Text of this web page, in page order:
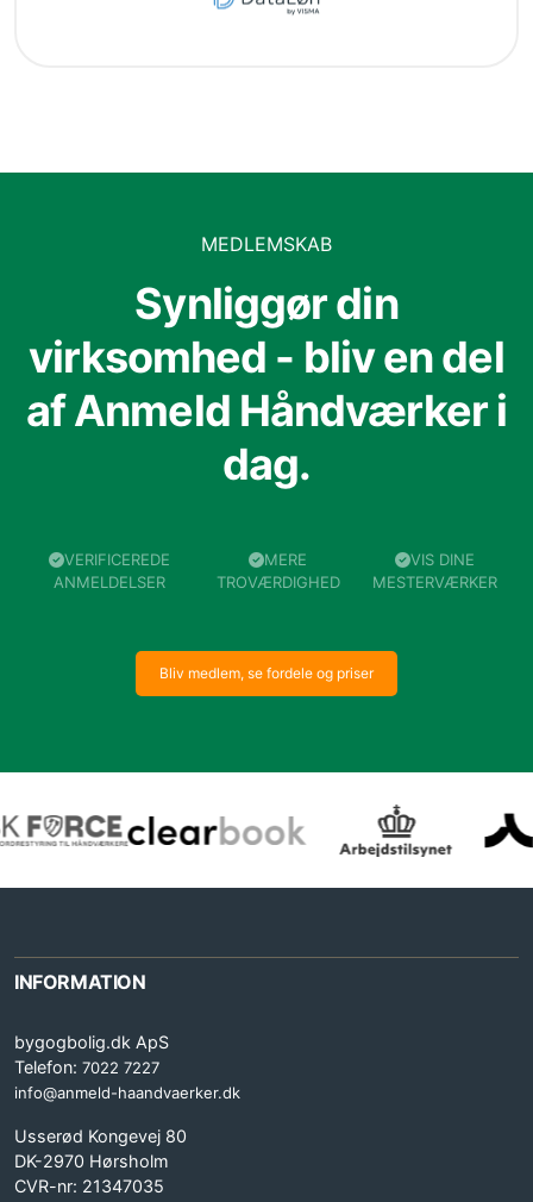
MEDLEMSKAB
Synliggør din
virksomhed - bliv en del
af Anmeld Håndværker i
dag.
VERIFICEREDE
ANMELDELSER
MERE
TROVÆRDIGHED
VIS DINE
MESTERVÆRKER
Bliv medlem, se fordele og priser
INFORMATION
bygogbolig.dk ApS
Telefon: 7022 7227
info@anmeld-haandvaerker.dk
Usserød Kongevej 80
DK-2970 Hørsholm
CVR-nr: 21347035